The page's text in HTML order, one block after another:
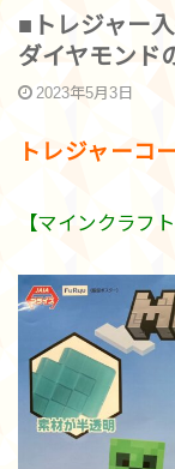
■トレジャー
ダイヤモンド
2023年5月3日
トレジャーコ
【マインクラフ